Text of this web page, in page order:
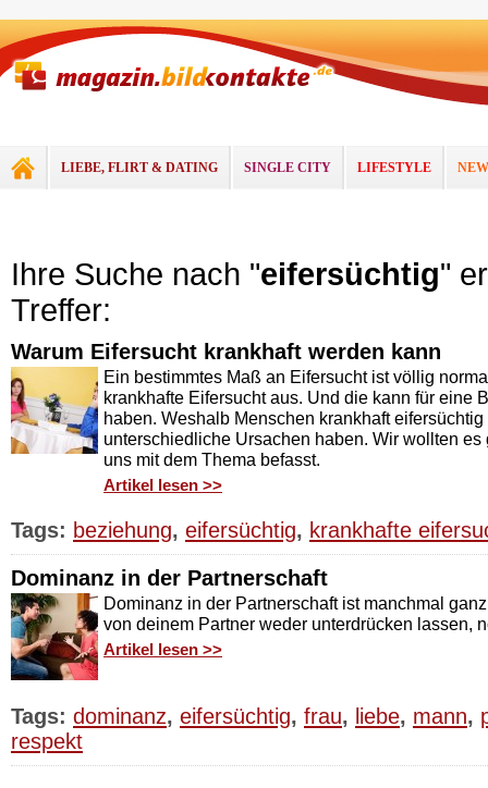
LIEBE, FLIRT & DATING SINGLE CITY LIFESTYLE
Ihre Suche nach "eifersüchtig"
Treffer:
Warum Eifersucht krankhaft werden kann
Ein bestimmtes Maß an Eifersucht ist völlig
krankhafte Eifersucht aus. Und die kann für eine
haben. Weshalb Menschen krankhaft
unterschiedliche Ursachen haben. Wir wollten
uns mit dem Thema befasst.
Artikel lesen >>
Tags: beziehung, eifersüchtig, krankhafte
Dominanz in der Partnerschaft
Dominanz in der Partnerschaft ist manchmal
von deinem Partner weder unterdrücken lassen,
Artikel lesen >>
Tags: dominanz, eifersüchtig, frau, liebe, mann,
respekt